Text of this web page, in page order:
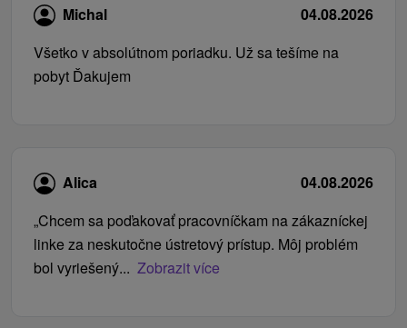
Michal
04.08.2026
Všetko v absolútnom poriadku. Už sa tešíme na
pobyt Ďakujem
Alica
04.08.2026
„Chcem sa poďakovať pracovníčkam na zákazníckej
linke za neskutočne ústretový prístup. Môj problém
bol vyriešený... Zobrazit více